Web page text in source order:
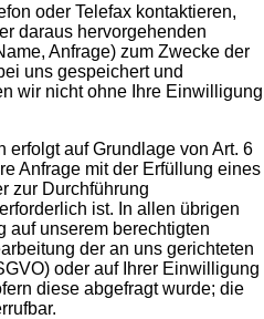
oder Telefax kontaktieren,
daraus hervorgehenden
Anfrage) zum Zwecke der
uns gespeichert und
wir nicht ohne Ihre Einwilligung
erfolgt auf Grundlage von Art. 6
Anfrage mit der Erfüllung eines
zur Durchführung
ist. In allen übrigen
auf unserem berechtigten
der an uns gerichteten
oder auf Ihrer Einwilligung
diese abgefragt wurde; die